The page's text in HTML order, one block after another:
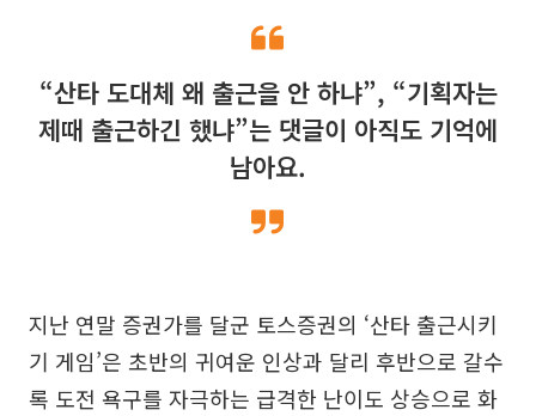
“산타 도대체 왜 출근을 안 하냐”, “기획자는
제때 출근하긴 했냐”는 댓글이 아직도 기억에
남아요.
지난 연말 증권가를 달군 토스증권의 ‘산타 출근시키
기 게임’은 초반의 귀여운 인상과 달리 후반으로 갈수
록 도전 욕구를 자극하는 급격한 난이도 상승으로 화